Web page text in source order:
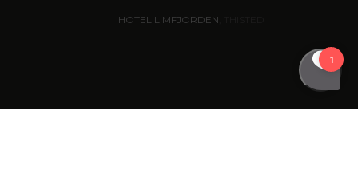
HOTEL LIMFJORDEN